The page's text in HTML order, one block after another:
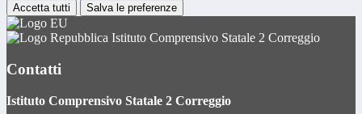
Accetta tutti Salva le preferenze
Istituto Comprensivo Statale 2 Correggio
Contatti
Istituto Comprensivo Statale 2 Correggio